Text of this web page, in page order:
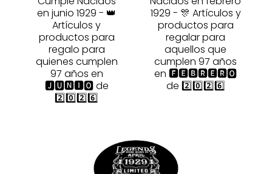
en junio 1929 - 👑
Artículos y
productos para
regalo para
quienes cumplen
97 años en
🅹🆄🅽🅸🅾 de
2️⃣0️⃣2️⃣6️⃣
1929 - 🎊 Artículos y
productos para
regalar para
aquellos que
cumplen 97 años
en 🅵🅴🅱🆁🅴🆁🅾
de 2️⃣0️⃣2️⃣6️⃣